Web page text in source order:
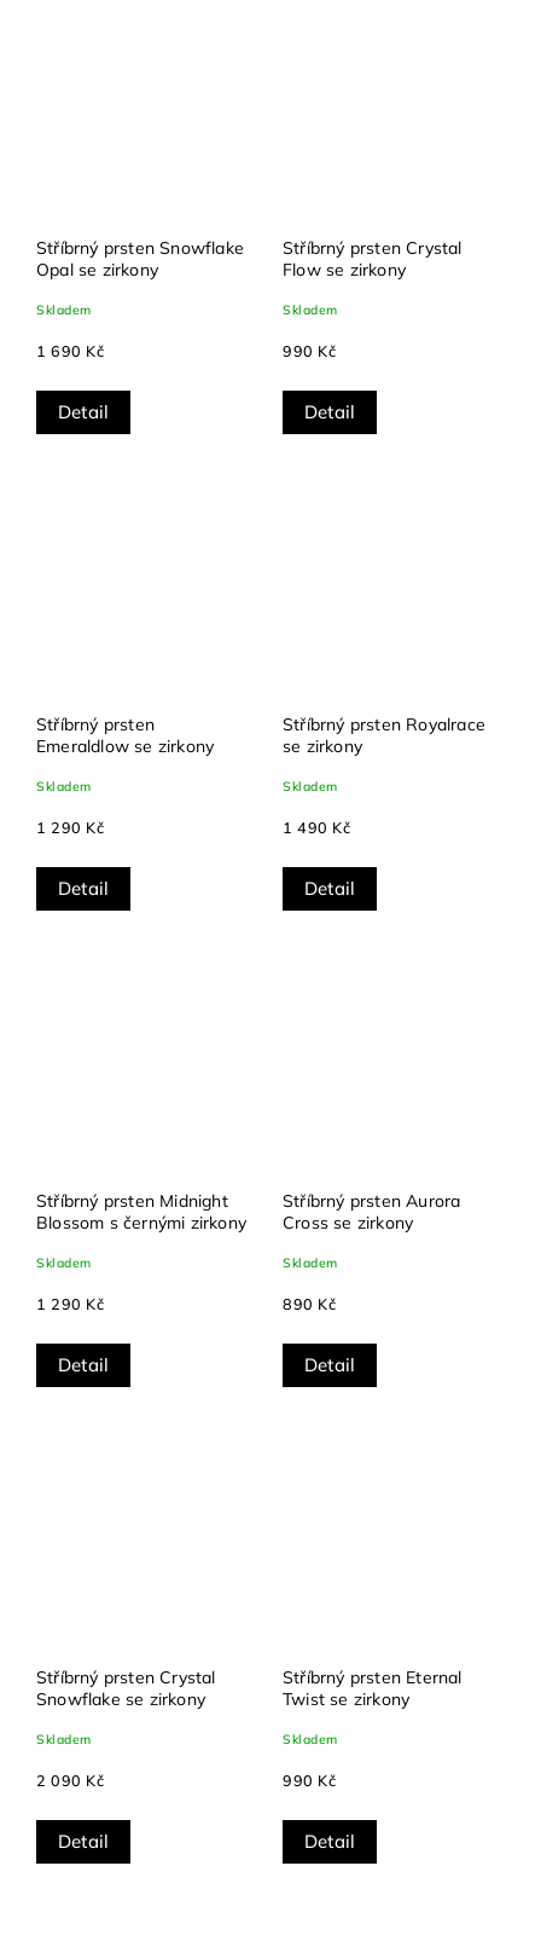
Stříbrný prsten Snowflake
Opal se zirkony
Skladem
1 690 Kč
Detail
Stříbrný prsten Crystal
Flow se zirkony
Skladem
990 Kč
Detail
Stříbrný prsten
Emeraldlow se zirkony
Skladem
1 290 Kč
Detail
Stříbrný prsten Royalrace
se zirkony
Skladem
1 490 Kč
Detail
Stříbrný prsten Midnight
Blossom s černými zirkony
Skladem
1 290 Kč
Detail
Stříbrný prsten Aurora
Cross se zirkony
Skladem
890 Kč
Detail
Stříbrný prsten Crystal
Snowflake se zirkony
Skladem
2 090 Kč
Detail
Stříbrný prsten Eternal
Twist se zirkony
Skladem
990 Kč
Detail